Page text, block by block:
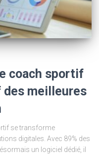
coach sportif
des meilleures
se transforme
digitales. Avec 89% des
un logiciel dédié, il